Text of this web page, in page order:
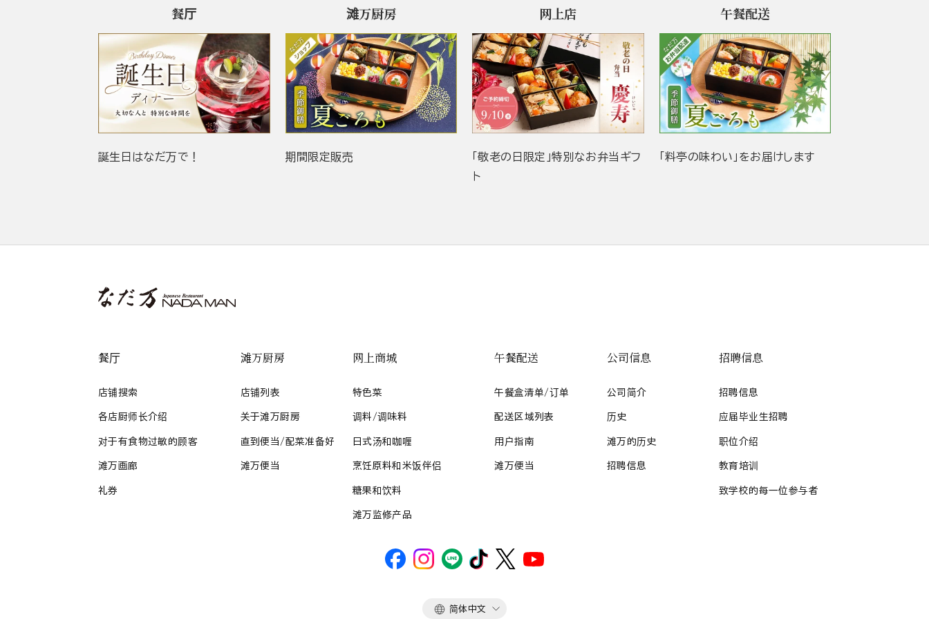
餐厅
誕生日はなだ万で！
滩万厨房
期間限定販売
网上店
「敬老の日限定」特別なお弁当ギフ
ト
午餐配送
「料亭の味わい」をお届けします
餐厅
店铺搜索
各店厨师长介绍
对于有食物过敏的顾客
滩万画廊
礼券
滩万厨房
店铺列表
关于滩万厨房
直到便当/配菜准备好
滩万便当
网上商城
特色菜
调料/调味料
日式汤和咖喱
烹饪原料和米饭伴侣
糖果和饮料
滩万监修产品
午餐配送
午餐盒清单/订单
配送区域列表
用户指南
滩万便当
公司信息
公司简介
历史
滩万的历史
招聘信息
招聘信息
招聘信息
应届毕业生招聘
职位介绍
教育培训
致学校的每一位参与者
语 简体中文